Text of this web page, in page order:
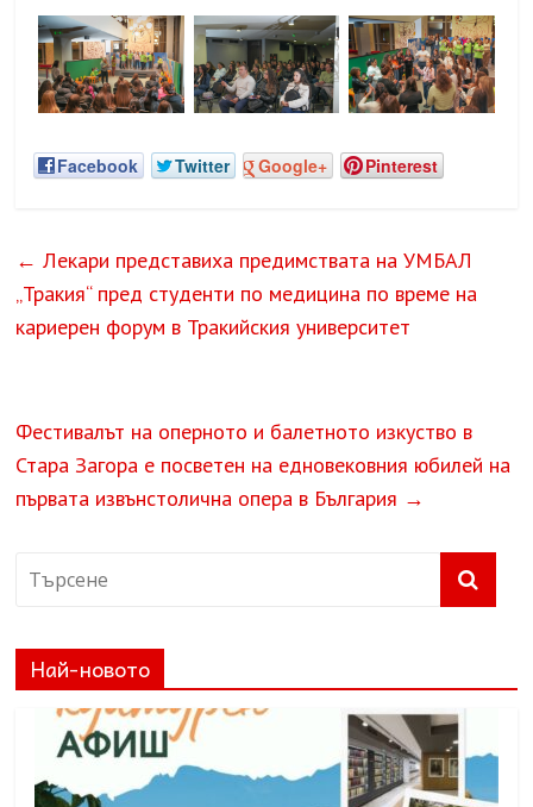
Facebook Twitter Google+ Pinterest
← Лекари представиха предимствата на УМБАЛ
„Тракия“ пред студенти по медицина по време на
кариерен форум в Тракийския университет
Фестивалът на оперното и балетното изкуство в
Стара Загора е посветен на едновековния юбилей на
първата извънстолична опера в България →
Най-новото